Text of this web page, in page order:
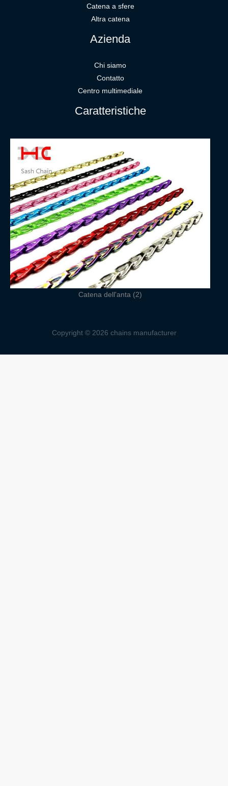
Catena a sfere
Altra catena
Azienda
Chi siamo
Contatto
Centro multimediale
Caratteristiche
Catena dell'anta (2)
Copyright © 2026 chains manufacturer